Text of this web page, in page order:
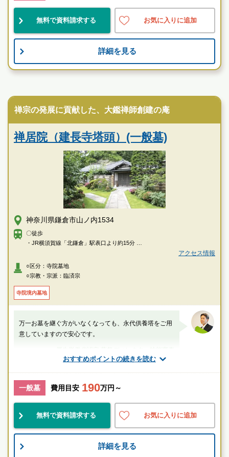
お墓のことなら何でもご相談ください
現地を見学して実際の雰囲気をお確かめください
霊園墓地のプロフェッショナルが無料でご案内いたしま
長寿寺（建長寺塔頭）の特徴
無料で資料請求する お気に入りに追加
詳細を見る
禅宗の発展に貢献した、大鑑禅師創建の庵
禅居院（建長寺塔頭）(一般墓)
神奈川県鎌倉市山ノ内1534
〇徒歩
・JR横須賀線「北鎌倉」駅表口より約15分
〇車
アクセス情報
○区分：寺院墓地
○宗教・宗派：臨済宗
寺院境内墓地
おすすめポイントの続きを読む
万一お墓を継ぐ方がいなくなっても、永代供養塔をご用
意していますので安心です。
厚生労働省認定 葬祭ディレクター技能審査
1級葬祭ディレクター 田中（業界歴15年）
神奈川県 鎌倉市 北鎌倉駅
お墓のことなら何でもご相談ください
現地を見学して実際の雰囲気をお確かめください
一般墓 費用目安 190万円～
無料で資料請求する お気に入りに追加
詳細を見る